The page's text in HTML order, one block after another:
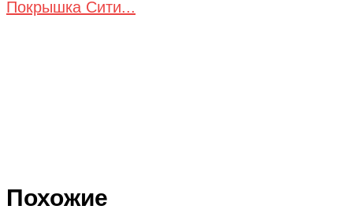
Покрышка Сити...
Похожие